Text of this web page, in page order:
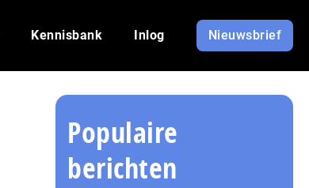
Kennisbank Inlog Nieuwsbrief
Populaire
berichten